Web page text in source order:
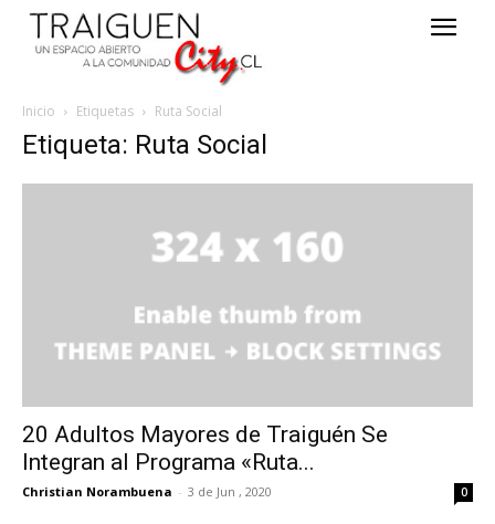
Inicio Etiquetas Ruta Social
Etiqueta: Ruta Social
20 Adultos Mayores de Traiguén Se
Integran al Programa «Ruta...
Christian Norambuena - 3 de Jun , 2020 0